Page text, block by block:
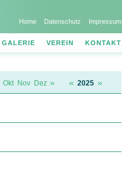
Home Datenschutz Impressum
GALERIE VEREIN KONTAKT
Okt Nov Dez » « 2025 »